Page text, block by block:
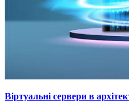
Віртуальні сервери в